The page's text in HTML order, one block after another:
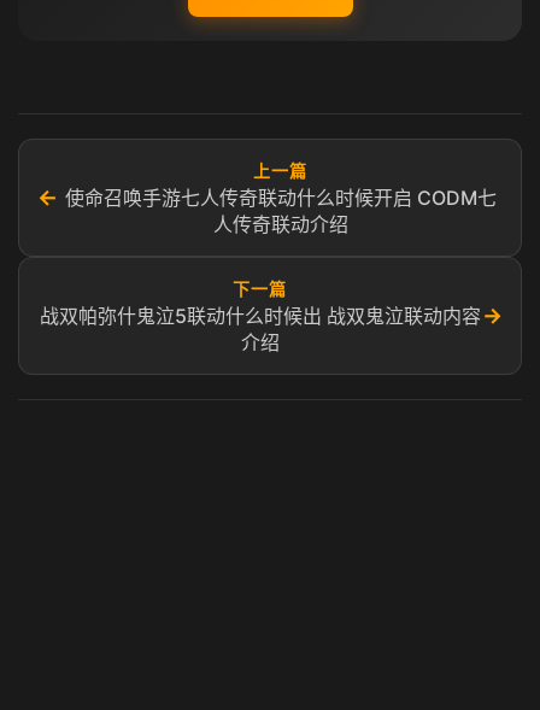
←
上一篇
使命召唤手游七人传奇联动什么时候开启 CODM七
人传奇联动介绍​
下一篇
战双帕弥什鬼泣5联动什么时候出 战双鬼泣联动内容
介绍
→